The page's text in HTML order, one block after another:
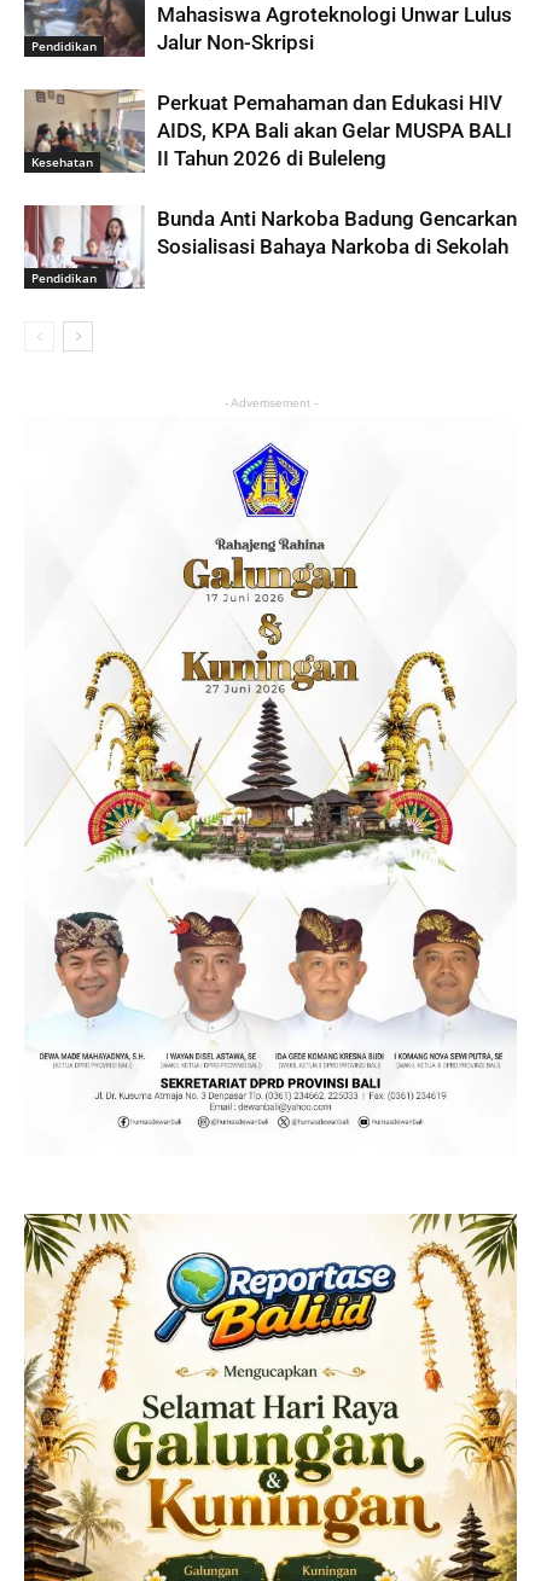
Pendidikan
Mahasiswa Agroteknologi Unwar Lulus
Jalur Non-Skripsi
Kesehatan
Perkuat Pemahaman dan Edukasi HIV
AIDS, KPA Bali akan Gelar MUSPA BALI
II Tahun 2026 di Buleleng
Pendidikan
Bunda Anti Narkoba Badung Gencarkan
Sosialisasi Bahaya Narkoba di Sekolah
- Advertisement -